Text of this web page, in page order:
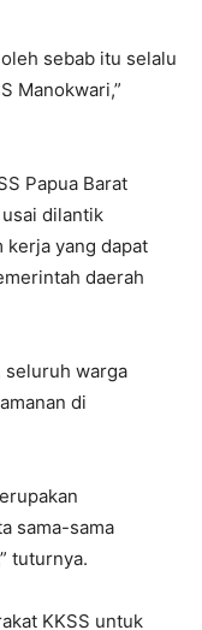
sebab itu selalu
Manokwari,”
Papua Barat
dilantik
kerja yang dapat
daerah
seluruh warga
di
sama-sama
tuturnya.
KKSS untuk